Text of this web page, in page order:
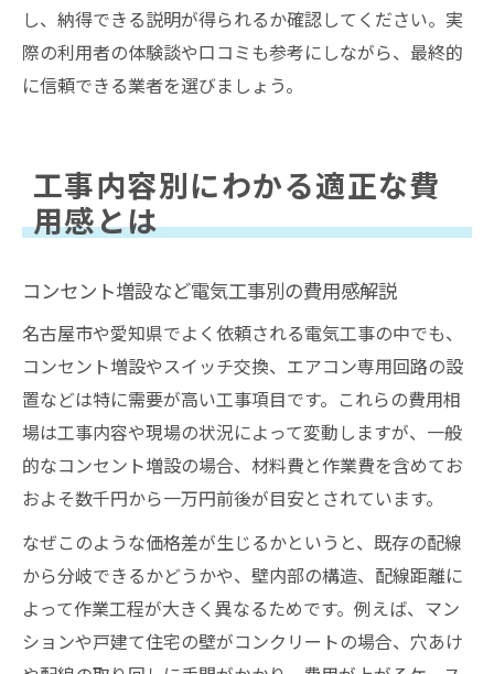
し、納得できる説明が得られるか確認してください。実
際の利用者の体験談や口コミも参考にしながら、最終的
に信頼できる業者を選びましょう。
工事内容別にわかる適正な費
用感とは
コンセント増設など電気工事別の費用感解説
名古屋市や愛知県でよく依頼される電気工事の中でも、
コンセント増設やスイッチ交換、エアコン専用回路の設
置などは特に需要が高い工事項目です。これらの費用相
場は工事内容や現場の状況によって変動しますが、一般
的なコンセント増設の場合、材料費と作業費を含めてお
およそ数千円から一万円前後が目安とされています。
なぜこのような価格差が生じるかというと、既存の配線
から分岐できるかどうかや、壁内部の構造、配線距離に
よって作業工程が大きく異なるためです。例えば、マン
ションや戸建て住宅の壁がコンクリートの場合、穴あけ